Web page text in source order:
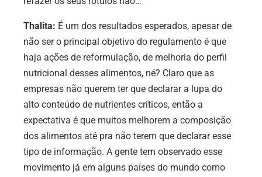
Thalita: É um dos resultados esperados, apesar de
não ser o principal objetivo do regulamento é que
haja ações de reformulação, de melhoria do perfil
nutricional desses alimentos, né? Claro que as
empresas não querem ter que declarar a lupa do
alto conteúdo de nutrientes críticos, então a
expectativa é que muitos melhorem a composição
dos alimentos até pra não terem que declarar esse
tipo de informação. A gente tem observado esse
movimento já em alguns países do mundo como